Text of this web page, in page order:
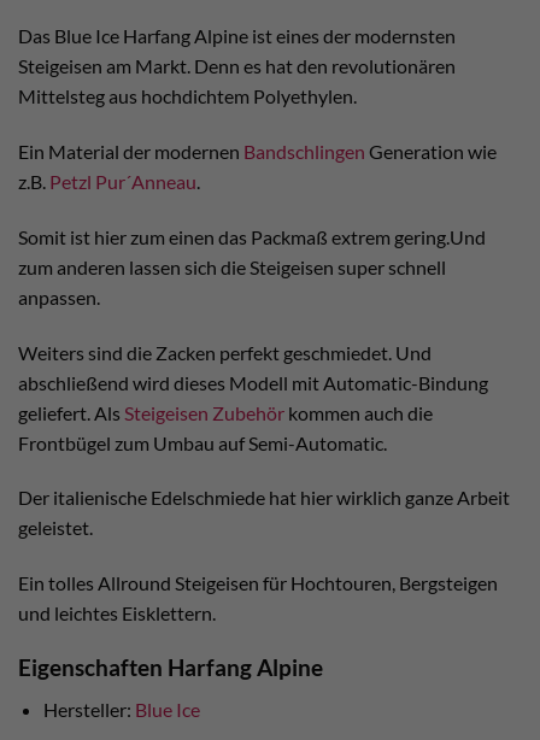
Das Blue Ice Harfang Alpine ist eines der modernsten
Steigeisen am Markt. Denn es hat den revolutionären
Mittelsteg aus hochdichtem Polyethylen.
Ein Material der modernen Bandschlingen Generation wie
z.B. Petzl Pur´Anneau.
Somit ist hier zum einen das Packmaß extrem gering.Und
zum anderen lassen sich die Steigeisen super schnell
anpassen.
Weiters sind die Zacken perfekt geschmiedet. Und
abschließend wird dieses Modell mit Automatic-Bindung
geliefert. Als Steigeisen Zubehör kommen auch die
Frontbügel zum Umbau auf Semi-Automatic.
Der italienische Edelschmiede hat hier wirklich ganze Arbeit
geleistet.
Ein tolles Allround Steigeisen für Hochtouren, Bergsteigen
und leichtes Eisklettern.
Eigenschaften Harfang Alpine
Hersteller: Blue Ice